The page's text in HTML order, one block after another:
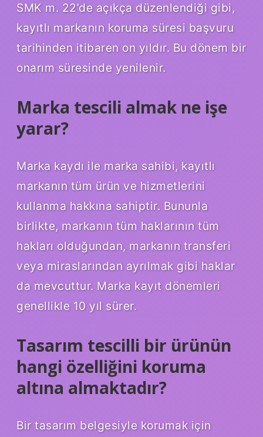
SMK m. 22’de açıkça düzenlendiği gibi,
kayıtlı markanın koruma süresi başvuru
tarihinden itibaren on yıldır. Bu dönem bir
onarım süresinde yenilenir.
Marka tescili almak ne işe
yarar?
Marka kaydı ile marka sahibi, kayıtlı
markanın tüm ürün ve hizmetlerini
kullanma hakkına sahiptir. Bununla
birlikte, markanın tüm haklarının tüm
hakları olduğundan, markanın transferi
veya miraslarından ayrılmak gibi haklar
da mevcuttur. Marka kayıt dönemleri
genellikle 10 yıl sürer.
Tasarım tescilli bir ürünün
hangi özelliğini koruma
altına almaktadır?
Bir tasarım belgesiyle korumak için